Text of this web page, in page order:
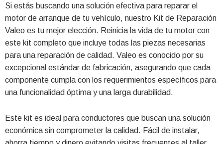
Si estás buscando una solución efectiva para reparar el
motor de arranque de tu vehículo, nuestro Kit de Reparación
Valeo es tu mejor elección. Reinicia la vida de tu motor con
este kit completo que incluye todas las piezas necesarias
para una reparación de calidad. Valeo es conocido por su
excepcional estándar de fabricación, asegurando que cada
componente cumpla con los requerimientos específicos para
una funcionalidad óptima y una larga durabilidad.
Este kit es ideal para conductores que buscan una solución
económica sin comprometer la calidad. Fácil de instalar,